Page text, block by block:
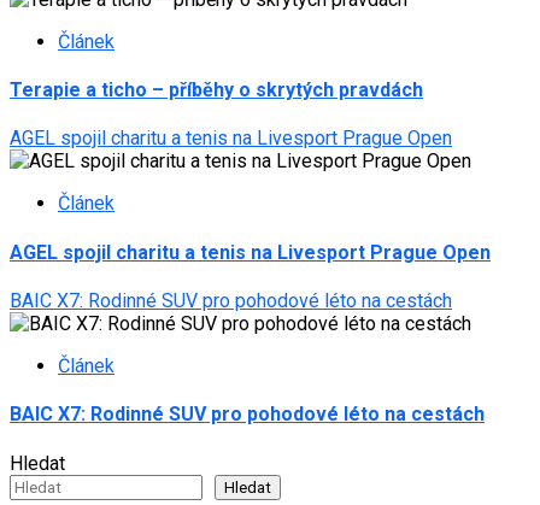
Článek
Terapie a ticho – příběhy o skrytých pravdách
AGEL spojil charitu a tenis na Livesport Prague Open
Článek
AGEL spojil charitu a tenis na Livesport Prague Open
BAIC X7: Rodinné SUV pro pohodové léto na cestách
Článek
BAIC X7: Rodinné SUV pro pohodové léto na cestách
Hledat
Hledat